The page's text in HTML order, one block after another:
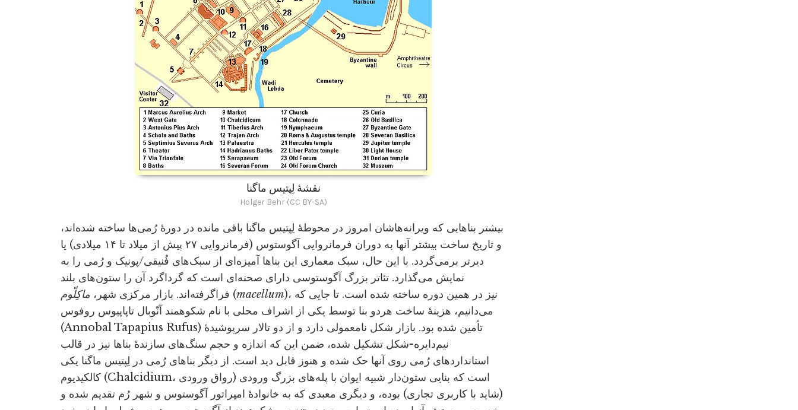
نقشۀ لِپتیس ماگنا
Holger Behr (CC BY-SA)
بیشتر بناهایی که ویرانه‌هاشان امروز در محوطۀ لِپتیس ماگنا باقی مانده در دورۀ رُمی‌ها ساخته شده‌اند،
و تاریخ ساخت بیشتر آنها به دوران فرمانروایی آگوستوس (فرمانروایی ۲۷ پیش از میلاد تا ۱۴ میلادی) یا
دیرتر برمی‌گردد. با این حال، سبک معماری این بناها آمیزه‌ای از سبک‌های فُنیقی/پونیک و رُمی را به
نمایش می‌گذارد. تئاتر بزرگ آگوستوسی دارای صحنه‌ای است که گرداگرد آن را ستون‌های بلند
فراگرفته‌اند. بازار مرکزی شهر، ماکِلّوم (macellum)، نیز در همین دوره ساخته شده است. تا جایی که
می‌دانیم، هزینۀ ساخت هردو بنا توسط یکی از اشراف محلی با نام شکوهمند آنّوبال تاپاپیوس روفوس
(Annobal Tapapius Rufus) تأمین شده بود. بازار شکل نامعمولی دارد و از دو تالار سرپوشیدۀ
نیم‌دایره-شکل تشکیل شده، ضمن این که اندازه و حجم سنگ‌های سازندۀ بناها نیز در قالب
استانداردهای رُمی روی آنها حک شده و هنوز قابل دید است. از دیگر بناهای رُمی در لِپتیس ماگنا یکی
کالکیدیوم (Chalcidium، رواق ورودی) است که بنایی ستون‌دار شبیه ایوان با پله‌های بزرگ ورودی
(شاید با کاربری تجاری) بوده، و دیگری معبدی که به خانوادۀ امپراتور آگوستوس و شهر رُم تقدیم شده و